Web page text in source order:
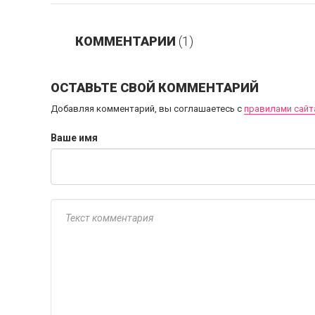
КОММЕНТАРИИ (1)
ОСТАВЬТЕ СВОЙ КОММЕНТАРИЙ
Добавляя комментарий, вы соглашаетесь с правилами
Ваше имя